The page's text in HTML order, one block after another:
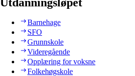
Barnehage
SFO
Grunnskole
Videregående
Opplæring for voksne
Folkehøgskole